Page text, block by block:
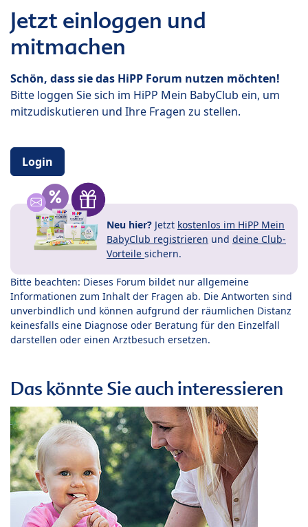
Jetzt einloggen und
mitmachen
Schön, dass sie das HiPP Forum nutzen möchten!
Bitte loggen Sie sich im HiPP Mein BabyClub ein, um
mitzudiskutieren und Ihre Fragen zu stellen.
Login
Neu hier? Jetzt kostenlos im HiPP Mein
BabyClub registrieren und deine Club-
Vorteile sichern.
Bitte beachten: Dieses Forum bildet nur allgemeine
Informationen zum Inhalt der Fragen ab. Die Antworten sind
unverbindlich und können aufgrund der räumlichen Distanz
keinesfalls eine Diagnose oder Beratung für den Einzelfall
darstellen oder einen Arztbesuch ersetzen.
Das könnte Sie auch interessieren